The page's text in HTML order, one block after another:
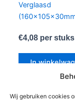
Wij gebruiken cookies
Verglaasd
€4,08per stuks
In